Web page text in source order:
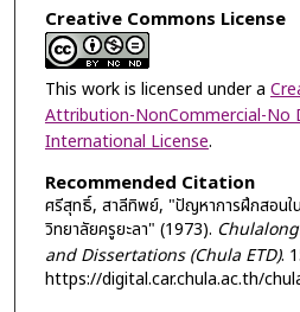
Creative Commons License
This work is licensed under a
Attribution-NonCommercial-No
International License.
Recommended Citation
ศรีสุทธิ์, สาลีทิพย์, "ปัญหาการฝึกสอนใ
วิทยาลัยครูยะลา" (1973).
and Dissertations (Chula ETD).
https://digital.car.chula.ac.th/